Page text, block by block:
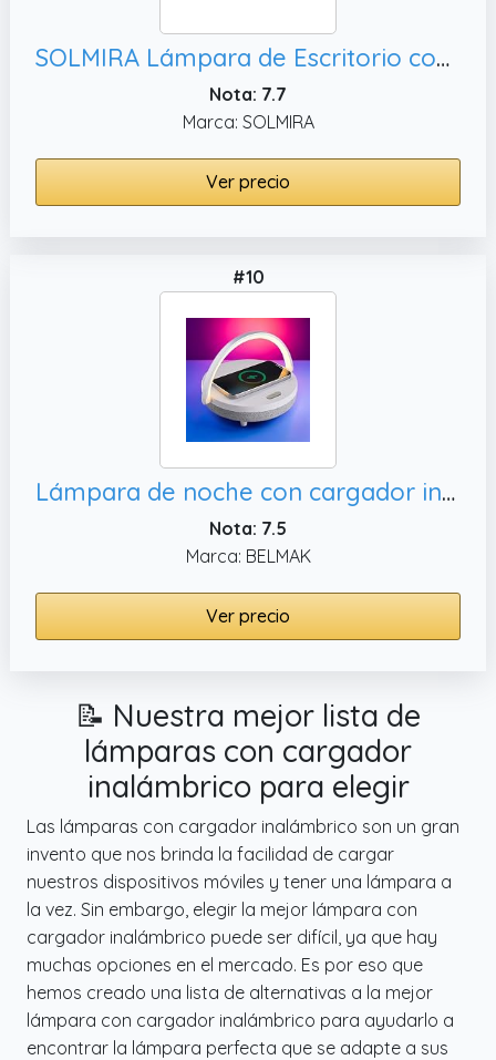
SOLMIRA Lámpara de Escritorio con Cargador Inalámbrico, Plata Certificado CE y RoHS
Nota: 7.7
Marca: SOLMIRA
Ver precio
#10
Lámpara de noche con cargador inalámbrico Qi, regalos de cumpleaños
Nota: 7.5
Marca: BELMAK
Ver precio
📝 Nuestra mejor lista de
lámparas con cargador
inalámbrico para elegir
Las lámparas con cargador inalámbrico son un gran
invento que nos brinda la facilidad de cargar
nuestros dispositivos móviles y tener una lámpara a
la vez. Sin embargo, elegir la mejor lámpara con
cargador inalámbrico puede ser difícil, ya que hay
muchas opciones en el mercado. Es por eso que
hemos creado una lista de alternativas a la mejor
lámpara con cargador inalámbrico para ayudarlo a
encontrar la lámpara perfecta que se adapte a sus